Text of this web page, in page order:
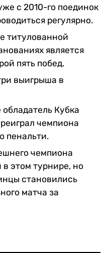
с 2010-го поединок
регулярно.
титулованной
является
пять побед.
выигрыша в
Кубка
чемпиона
пенальти.
чемпиона
этом турнире, но
становились
матча за